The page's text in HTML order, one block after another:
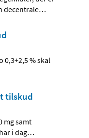
decentrale…
% skal
tilskud
mg samt
i dag…